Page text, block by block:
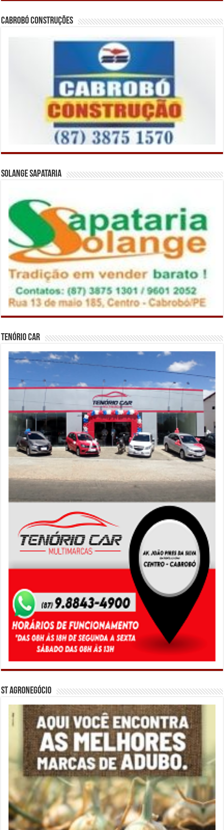
Cabrobó Construções
Solange Sapataria
Tenório Car
ST Agronegócio